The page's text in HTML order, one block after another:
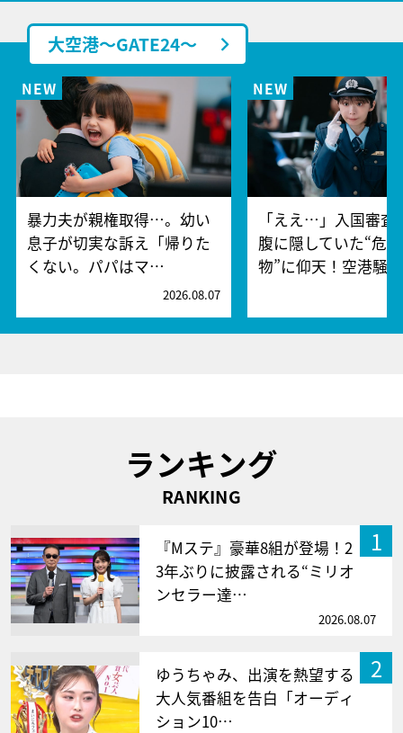
大空港～GATE24～
暴力夫が親権取得…。幼い
息子が切実な訴え「帰りた
くない。パパはマ…
2026.08.07
「ええ…」入国審査
腹に隠していた“危
物”に仰天！空港騒
ランキング
RANKING
1
『Mステ』豪華8組が登場！2
3年ぶりに披露される“ミリオ
ンセラー達…
2026.08.07
2
ゆうちゃみ、出演を熱望する
大人気番組を告白「オーディ
ション10…